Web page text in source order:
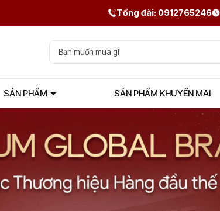
Tổng đài: 0912765246
SẢN PHẨM SẢN PHẨM KHUYẾN MÃI